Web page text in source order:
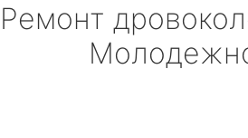
Ремонт